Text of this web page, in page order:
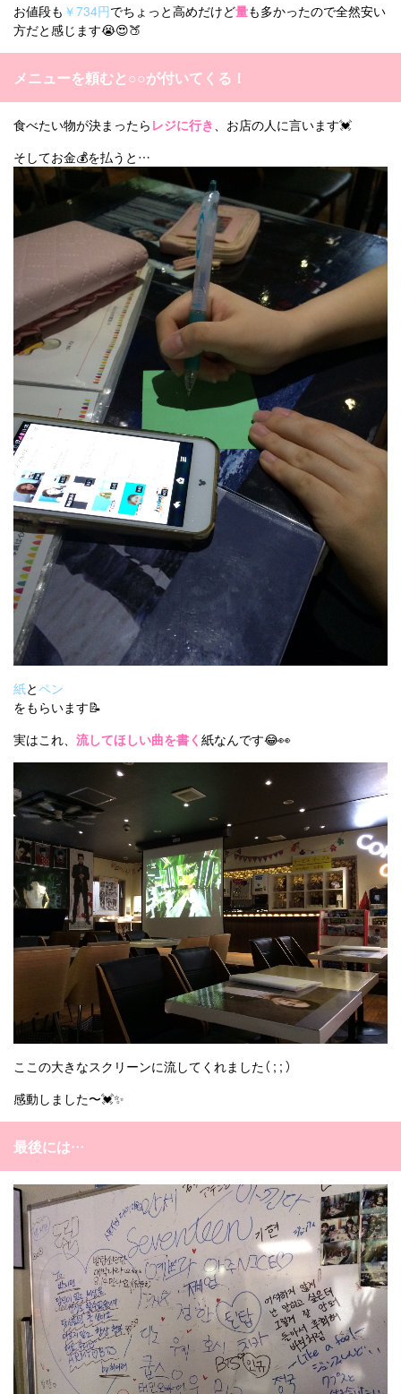
お値段も ￥734円でちょっと高めだけど量も多かったので全然安い
方だと感じます😭😍🍑
メニューを頼むと○○が付いてくる！
食べたい物が決まったら レジに行き、お店の人に言います💓
そしてお金💰を払うと…
紙とペン
をもらいます📝
実はこれ、 流してほしい曲を書く 紙なんです😂👀
ここの大きなスクリーンに流してくれました（ ; ; ）
感動しました〜💓✨
最後には…